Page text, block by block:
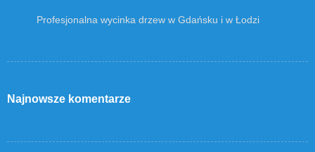
Profesjonalna wycinka drzew w Gdańsku i w Łodzi
Najnowsze komentarze